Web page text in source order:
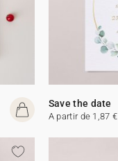
Save the date
A partir de 1,87 €